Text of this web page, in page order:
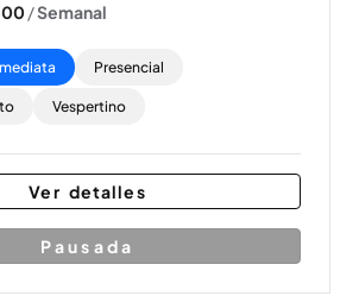
/Semanal
Presencial
Vespertino
Ver detalles
Pausada